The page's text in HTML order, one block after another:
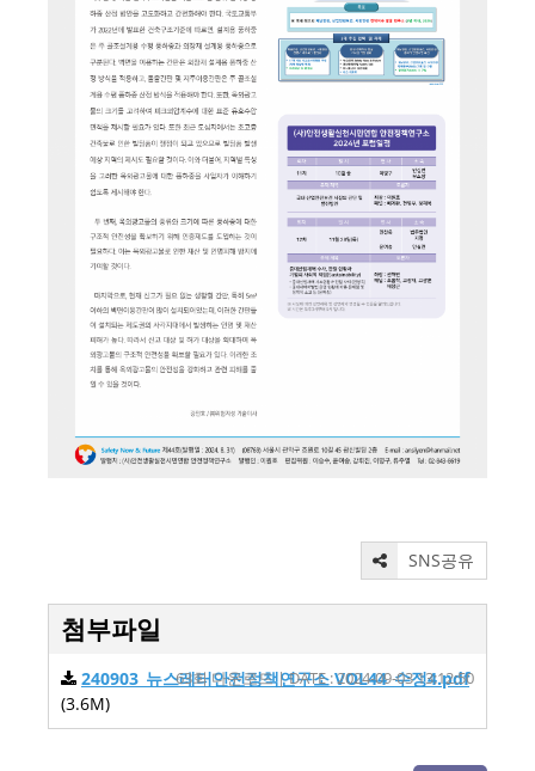
SNS공유
첨부파일
240903_뉴스레터안전정책연구소 VOL44_수정4.pdf
(3.6M)
63회 다운로드 | DATE : 2024-09-03 13:12:50